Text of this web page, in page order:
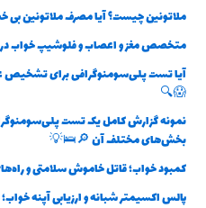
ملاتونین چیست؟ آیا مصرف ملاتونین بی
متخصص مغز و اعصاب و فلوشیپ خواب در
آیا تست پلی‌سومنوگرافی برای تشخیص
😱🔍
نمونه گزارش کامل یک تست
بخش‌های مختلف آن 🔎🛌💡
کمبود خواب؛ قاتل خاموش سلامتی و
پالس اکسیمتر شبانه و ارزیابی آپنه